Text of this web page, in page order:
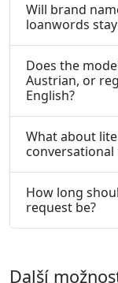
Will brand
loanwords
Does the
Austrian, or
English?
What about
conversational
How long
request be?
Další